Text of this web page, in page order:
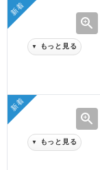
新着
zoom_in
▼ もっと見る
新着
zoom_in
▼ もっと見る